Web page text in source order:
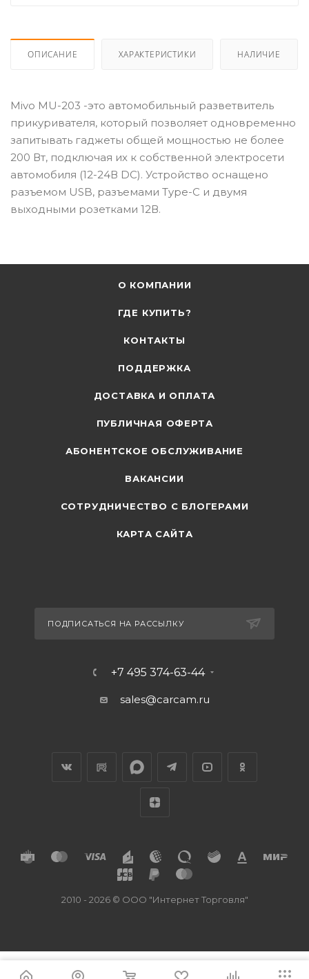
ОПИСАНИЕ ХАРАКТЕРИСТИКИ НАЛИЧИЕ
Mivo MU-203 -это автомобильный разветвитель
прикуривателя, который позволяет одновременно
запитывать гаджеты общей мощностью не более
200 Вт, подключая их к собственной электросети
автомобиля (12-24В DC). Устройство оснащено
разъемом USB, разъемами Type-C и двумя
выходными розетками 12В.
О КОМПАНИИ
ГДЕ КУПИТЬ?
КОНТАКТЫ
ПОДДЕРЖКА
ДОСТАВКА И ОПЛАТА
ПУБЛИЧНАЯ ОФЕРТА
АБОНЕНТСКОЕ ОБСЛУЖИВАНИЕ
ВАКАНСИИ
СОТРУДНИЧЕСТВО С БЛОГЕРАМИ
КАРТА САЙТА
ПОДПИСАТЬСЯ НА РАССЫЛКУ
+7 495 374-63-44
sales@carcam.ru
2010 - 2026 © ООО "Интернет Торговля"